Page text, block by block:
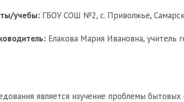
учебы: ГБОУ СОШ №2, с. Приволжье,
Елакова Мария Ивановна, учитель
является изучение проблемы